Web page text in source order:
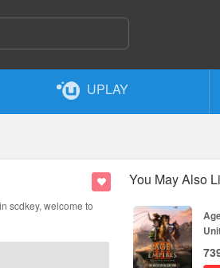
UPLAY
scdkey, welcome to
You May Also